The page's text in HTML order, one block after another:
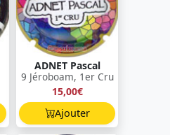
ADNET Pascal
9 Jéroboam, 1er Cru
15,00€
Ajouter